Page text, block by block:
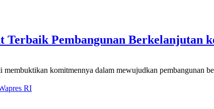
Terbaik Pembangunan Berkelanjutan
membuktikan komitmennya dalam mewujudkan
RI